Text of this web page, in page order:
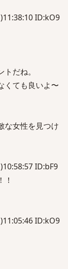
ID:kO9
だね。
くても良いよ〜
な女性を見つけ
ID:bF9
ID:kO9